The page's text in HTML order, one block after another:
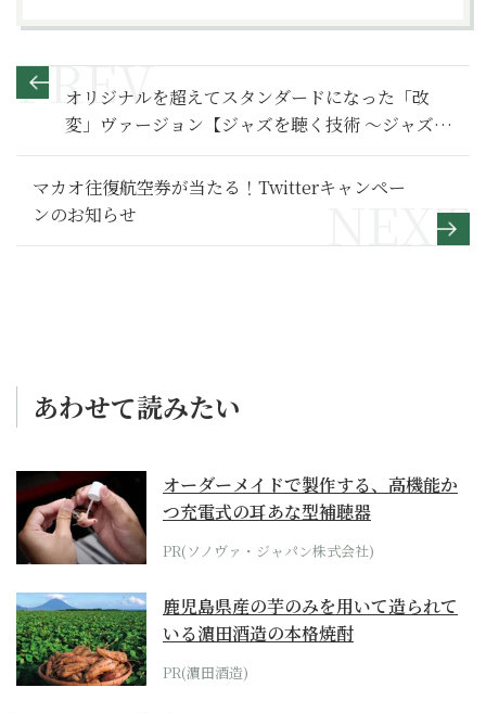
オリジナルを超えてスタンダードになった「改
変」ヴァージョン【ジャズを聴く技術 〜ジャズ
「プロ・リスナー」への道28】
マカオ往復航空券が当たる！Twitterキャンペー
ンのお知らせ
あわせて読みたい
オーダーメイドで製作する、高機能か
つ充電式の耳あな型補聴器
PR(ソノヴァ・ジャパン株式会社)
鹿児島県産の芋のみを用いて造られて
いる濵田酒造の本格焼酎
PR(濵田酒造)